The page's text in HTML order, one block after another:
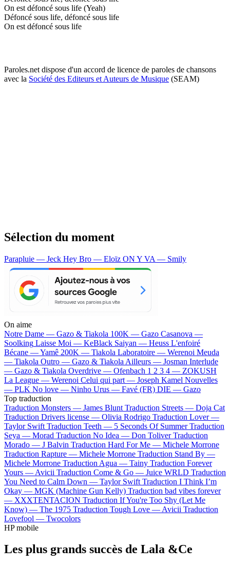
On est défoncé sous life (Yeah)
Défoncé sous life, défoncé sous life
On est défoncé sous life
Paroles.net dispose d'un accord de licence de paroles de chansons
avec la Société des Editeurs et Auteurs de Musique (SEAM)
Sélection du moment
Parapluie — Jeck Hey Bro — Eloïz ON Y VA — Smily
On aime
Notre Dame — Gazo & Tiakola 100K — Gazo Casanova —
Soolking Laisse Moi — KeBlack Saiyan — Heuss L'enfoiré
Bécane —Yamê 200K — Tiakola Laboratoire — Werenoi Meuda
— Tiakola Outro — Gazo & Tiakola Ailleurs — Josman Interlude
— Gazo & Tiakola Overdrive — Ofenbach 1 2 3 4 — ZOKUSH
La League — Werenoi Celui qui part — Joseph Kamel Nouvelles
— PLK No love — Ninho Urus — Favé (FR) DIE — Gazo
Top traduction
Traduction Monsters — James Blunt Traduction Streets — Doja Cat
Traduction Drivers license — Olivia Rodrigo Traduction Lover —
Taylor Swift Traduction Teeth — 5 Seconds Of Summer Traduction
Seya — Morad Traduction No Idea — Don Toliver Traduction
Morado — J Balvin Traduction Hard For Me — Michele Morrone
Traduction Rapture — Michele Morrone Traduction Stand By —
Michele Morrone Traduction Agua — Tainy Traduction Forever
Yours — Avicii Traduction Come & Go — Juice WRLD Traduction
You Need to Calm Down — Taylor Swift Traduction I Think I’m
Okay — MGK (Machine Gun Kelly) Traduction bad vibes forever
— XXXTENTACION Traduction If You're Too Shy (Let Me
Know) — The 1975 Traduction Tough Love — Avicii Traduction
Lovefool — Twocolors
HP mobile
Les plus grands succès de Lala &Ce